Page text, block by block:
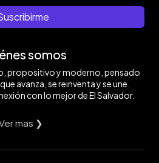
somos
propositivo y moderno, pensado
avanza, se reinventa y se une.
con lo mejor de El Salvador.
mas ❯